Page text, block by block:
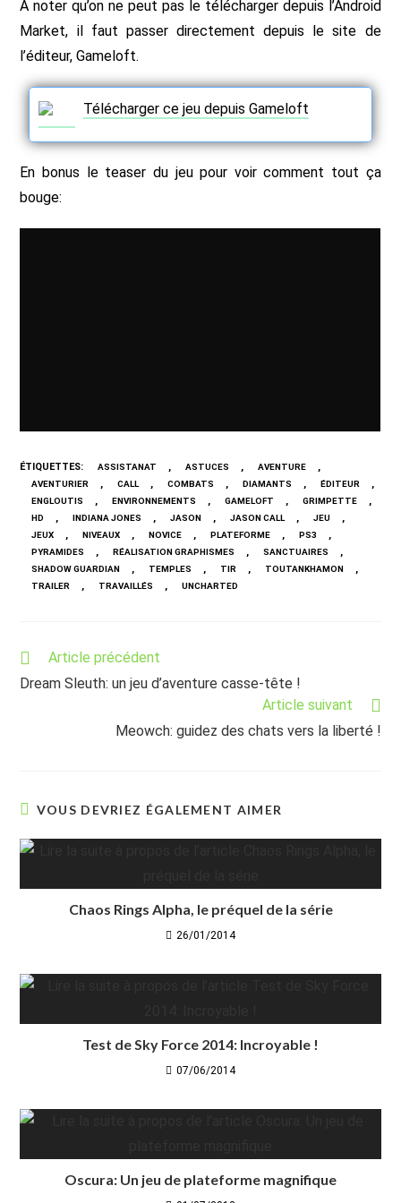
A noter qu’on ne peut pas le télécharger depuis l’Android
Market, il faut passer directement depuis le site de
l’éditeur, Gameloft.
Télécharger ce jeu depuis Gameloft
En bonus le teaser du jeu pour voir comment tout ça
bouge:
ÉTIQUETTES: ASSISTANAT , ASTUCES , AVENTURE ,
AVENTURIER , CALL , COMBATS , DIAMANTS , ÉDITEUR ,
ENGLOUTIS , ENVIRONNEMENTS , GAMELOFT , GRIMPETTE ,
HD , INDIANA JONES , JASON , JASON CALL , JEU ,
JEUX , NIVEAUX , NOVICE , PLATEFORME , PS3 ,
PYRAMIDES , RÉALISATION GRAPHISMES , SANCTUAIRES ,
SHADOW GUARDIAN , TEMPLES , TIR , TOUTANKHAMON ,
TRAILER , TRAVAILLÉS , UNCHARTED
Read
articles
Article précédent
Dream Sleuth: un jeu d’aventure casse-tête !
Article suivant
Meowch: guidez des chats vers la liberté !
VOUS DEVRIEZ ÉGALEMENT AIMER
Chaos Rings Alpha, le préquel de la série
26/01/2014
Test de Sky Force 2014: Incroyable !
07/06/2014
Oscura: Un jeu de plateforme magnifique